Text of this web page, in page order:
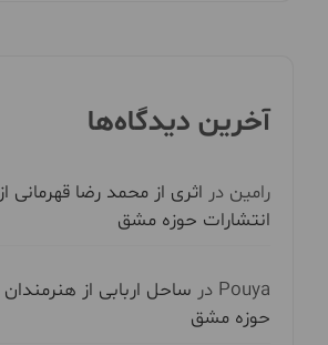
آخرین دیدگاه‌ها
رامین در اثری از محمد رضا قهرمانی
انتشارات حوزه مشق
Pouya در ساحل اربابی از
حوزه مشق